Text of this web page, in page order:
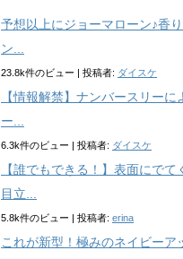
予想以上にジョーマローン♪香
ン...
23.8k件のビュー | 投稿者: ダイスケ
【情報解禁】ナンバースリーに
ー...
6.3k件のビュー | 投稿者: ダイスケ
【誰でもできる！】表面にで
目立...
5.8k件のビュー | 投稿者: erina
これが新型！極みのネイビーア